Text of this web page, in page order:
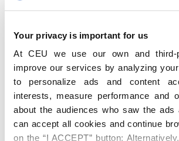
Your privacy is important for us
At CEU we use our own and third-
improve our services by analyzing
to personalize ads and content
interests, measure performance and
about the audiences who saw the ads
can accept all cookies and continue
on the “I ACCEPT” button;